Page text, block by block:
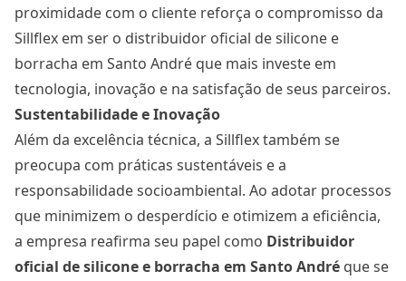
proximidade com o cliente reforça o compromisso da
Sillflex em ser o distribuidor oficial de silicone e
borracha em Santo André que mais investe em
tecnologia, inovação e na satisfação de seus parceiros.
Sustentabilidade e Inovação
Além da excelência técnica, a Sillflex também se
preocupa com práticas sustentáveis e a
responsabilidade socioambiental. Ao adotar processos
que minimizem o desperdício e otimizem a eficiência,
a empresa reafirma seu papel como Distribuidor
oficial de silicone e borracha em Santo André que se